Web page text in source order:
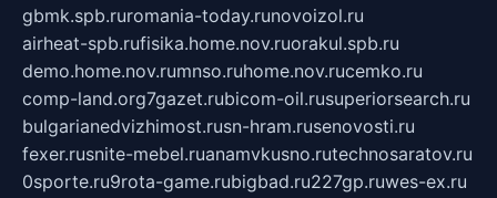
gbmk.spb.ruromania-today.runovoizol.ru
airheat-spb.rufisika.home.nov.ruorakul.spb.ru
demo.home.nov.rumnso.ruhome.nov.rucemko.ru
comp-land.org7gazet.rubicom-oil.rusuperiorsearch.ru
bulgarianedvizhimost.rusn-hram.rusenovosti.ru
fexer.rusnite-mebel.ruanamvkusno.rutechnosaratov.ru
0sporte.ru9rota-game.rubigbad.ru227gp.ruwes-ex.ru